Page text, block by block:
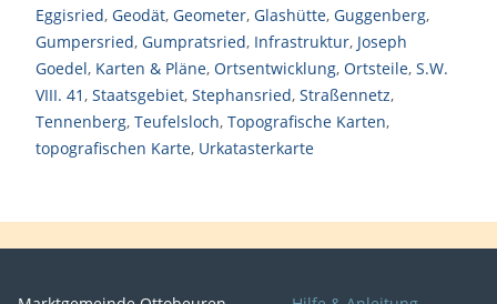
Eggisried, Geodät, Geometer, Glashütte, Guggenberg,
Gumpersried, Gumpratsried, Infrastruktur, Joseph
Goedel, Karten & Pläne, Ortsentwicklung, Ortsteile, S.W.
VIII. 41, Staatsgebiet, Stephansried, Straßennetz,
Tennenberg, Teufelsloch, Topografische Karten,
topografischen Karte, Urkatasterkarte